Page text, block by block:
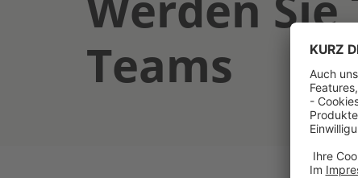
Teams